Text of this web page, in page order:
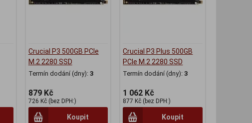
Crucial P3 500GB PCIe
M.2 2280 SSD
Termín dodání (dny): 3
879 Kč
726 Kč (bez DPH:)
Koupit
Crucial P3 Plus 500GB
PCIe M.2 2280 SSD
Termín dodání (dny): 3
1 062 Kč
877 Kč (bez DPH:)
Koupit